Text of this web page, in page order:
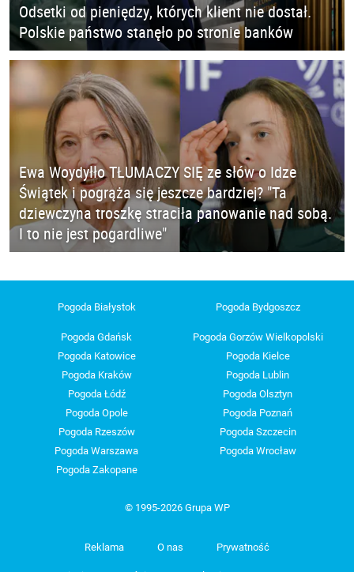
Odsetki od pieniędzy, których klient nie dostał.
Polskie państwo stanęło po stronie banków
Ewa Woydyłło TŁUMACZY SIĘ ze słów o Idze
Świątek i pogrąża się jeszcze bardziej? "Ta
dziewczyna troszkę straciła panowanie nad sobą.
I to nie jest pogardliwe"
Pogoda Białystok Pogoda Bydgoszcz
Pogoda Gdańsk
Pogoda Gorzów Wielkopolski
Pogoda Katowice
Pogoda Kielce
Pogoda Kraków
Pogoda Lublin
Pogoda Łódź
Pogoda Olsztyn
Pogoda Opole
Pogoda Poznań
Pogoda Rzeszów
Pogoda Szczecin
Pogoda Warszawa
Pogoda Wrocław
Pogoda Zakopane
© 1995-2026 Grupa WP
Reklama O nas Prywatność